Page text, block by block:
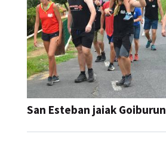
San Esteban jaiak Goiburun